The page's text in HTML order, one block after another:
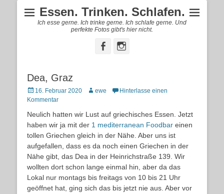
Essen. Trinken. Schlafen.
Ich esse gerne. Ich trinke gerne. Ich schlafe gerne. Und
perfekte Fotos gibt's hier nicht.
FacebookInstagram
Dea, Graz
Posted
on
16. Februar 2020 Autorewe
Hinterlasse einen
Kommentar
Neulich hatten wir Lust auf griechisches Essen. Jetzt
haben wir ja mit der 1 mediterranean Foodbar einen
tollen Griechen gleich in der Nähe. Aber uns ist
aufgefallen, dass es da noch einen Griechen in der
Nähe gibt, das Dea in der Heinrichstraße 139. Wir
wollten dort schon lange einmal hin, aber da das
Lokal nur montags bis freitags von 10 bis 21 Uhr
geöffnet hat, ging sich das bis jetzt nie aus. Aber vor